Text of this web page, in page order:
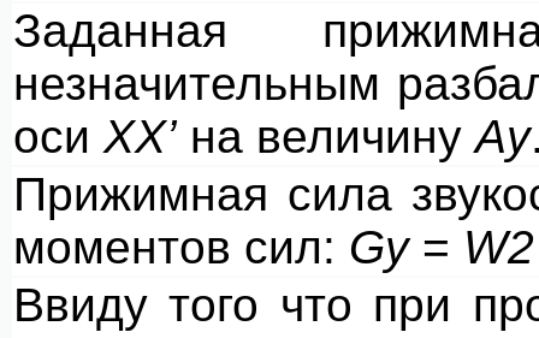
Заданная
незначительным
оси ХХ’ на величинуАу
Прижимная сила
моментов сил: Gy= W
Ввиду того что при